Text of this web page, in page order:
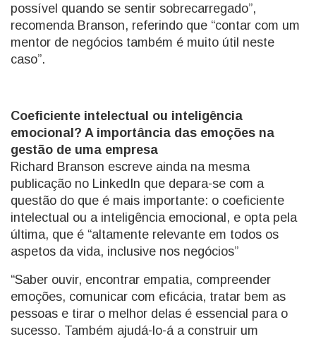
possível quando se sentir sobrecarregado”,
recomenda Branson, referindo que “contar com um
mentor de negócios também é muito útil neste
caso”.
Coeficiente intelectual ou inteligência
emocional? A importância das emoções na
gestão de uma empresa
Richard Branson escreve ainda na mesma
publicação no LinkedIn que depara-se com a
questão do que é mais importante: o coeficiente
intelectual ou a inteligência emocional, e opta pela
última, que é “altamente relevante em todos os
aspetos da vida, inclusive nos negócios”
“Saber ouvir, encontrar empatia, compreender
emoções, comunicar com eficácia, tratar bem as
pessoas e tirar o melhor delas é essencial para o
sucesso. Também ajudá-lo-á a construir um